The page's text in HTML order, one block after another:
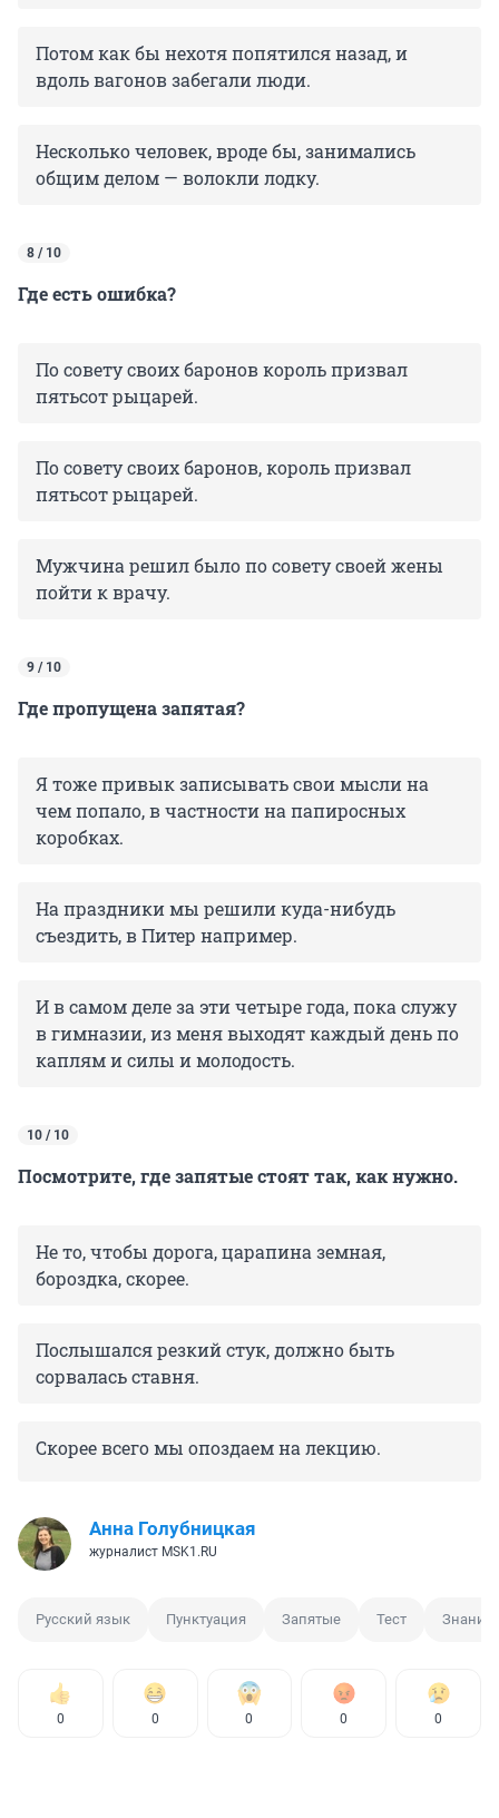
Потом как бы нехотя попятился назад, и
вдоль вагонов забегали люди.
Несколько человек, вроде бы, занимались
общим делом — волокли лодку.
8 / 10
Где есть ошибка?
По совету своих баронов король призвал
пятьсот рыцарей.
По совету своих баронов, король призвал
пятьсот рыцарей.
Мужчина решил было по совету своей жены
пойти к врачу.
9 / 10
Где пропущена запятая?
Я тоже привык записывать свои мысли на
чем попало, в частности на папиросных
коробках.
На праздники мы решили куда-нибудь
съездить, в Питер например.
И в самом деле за эти четыре года, пока служу
в гимназии, из меня выходят каждый день по
каплям и силы и молодость.
10 / 10
Посмотрите, где запятые стоят так, как нужно.
Не то, чтобы дорога, царапина земная,
бороздка, скорее.
Послышался резкий стук, должно быть
сорвалась ставня.
Скорее всего мы опоздаем на лекцию.
Анна Голубницкая
журналист MSK1.RU
Русский язык Пунктуация Запятые Тест Знания
0 0 0 0 0